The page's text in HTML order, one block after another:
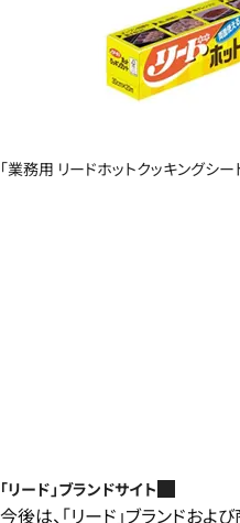
「業務用 リードホットクッキングシー
「リード」ブランドサイト
今後は、「リード」ブランドお